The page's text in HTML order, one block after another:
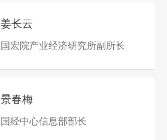
姜长云
国宏院产业经济研究所副所长
景春梅
国经中心信息部部长